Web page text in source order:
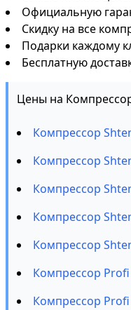
Официальную
Скидку на все
Подарки каждому
Бесплатную
Цены на
Компрессор
Компрессор
Компрессор
Компрессор
Компрессор
Компрессор
Компрессор